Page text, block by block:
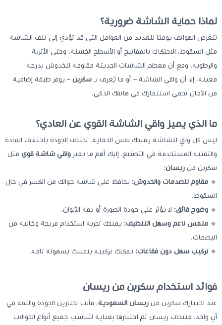
لماذا حماية الشاشة ضرورية؟
تتعرض الهواتف يوميًا للعديد من العوامل التي قد تؤدي إلى تلف الشاشة
مثل السقوط، الاحتكاك بالمفاتيح أو الأسطح الخشنة، وحتى الأتربة
والرطوبة. ومع أن معظم الشاشات الحديثة مقاومة للخدوش بدرجة
معينة، إلا أن واقي الشاشة – أو ما يُعرف بـ سكربن – يوفر طبقة إضافية
من الأمان تحمي استثمارك في هاتفك الذكي.
ما الذي يميز واقي الشاشة القوي عن العادي؟
ليس كل واقٍ للشاشة يمنحك نفس الحماية. تختلف الجودة باختلاف المادة
والتقنية المستخدمة في التصنيع. إليك أهم ما يميز واقي شاشة قوي مثل
سكربن من ريسان:
🔹 مقاوم للصدمات والخدوش: يحافظ على شاشة جوالك من الكسر في حال
السقوط.
🔹 وضوح فائق: لا يؤثر على جودة الصورة أو دقة الألوان.
🔹 ملمس ناعم وسهل التنظيف: يمنحك تجربة استخدام مريحة وخالية من
البصمات.
🔹تركيب سهل دون فقاعات: يمكنك تركيبه بنفسك بسهولة تامة.
فوائد استخدام سكربن من ريسان
عند اختيارك سكربن من ريسان السعودية، فأنت تختارين الجودة والثقة في
آنٍ واحد. منتجات ريسان تم اختبارها بعناية لتناسب جميع أنواع الجوالات